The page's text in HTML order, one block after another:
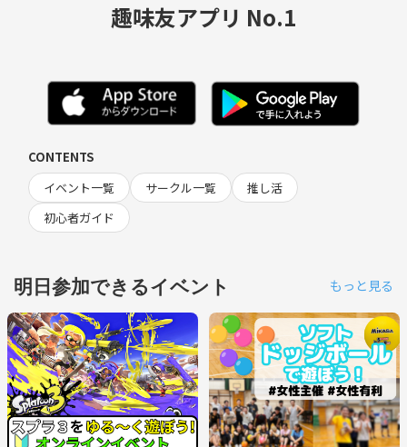
趣味友アプリ No.1
CONTENTS
イベント一覧
サークル一覧
推し活
初心者ガイド
明日参加できるイベント もっと見る